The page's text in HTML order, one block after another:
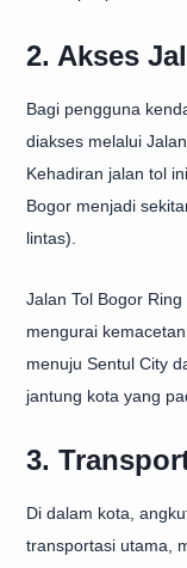
2. Akses
Bagi pengguna
diakses melalui
Kehadiran jalan tol
Bogor menjadi
lintas).
Jalan Tol Bogor
mengurai
menuju Sentul City
jantung kota yang
3.
Di dalam kota,
transportasi utama,